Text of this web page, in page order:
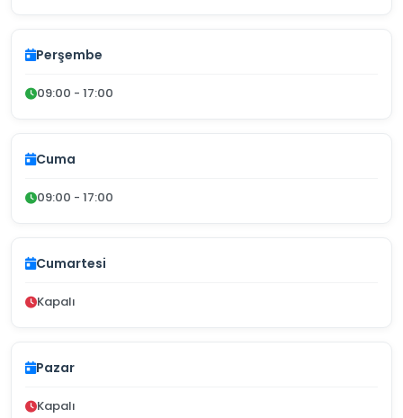
Perşembe
09:00 - 17:00
Cuma
09:00 - 17:00
Cumartesi
Kapalı
Pazar
Kapalı